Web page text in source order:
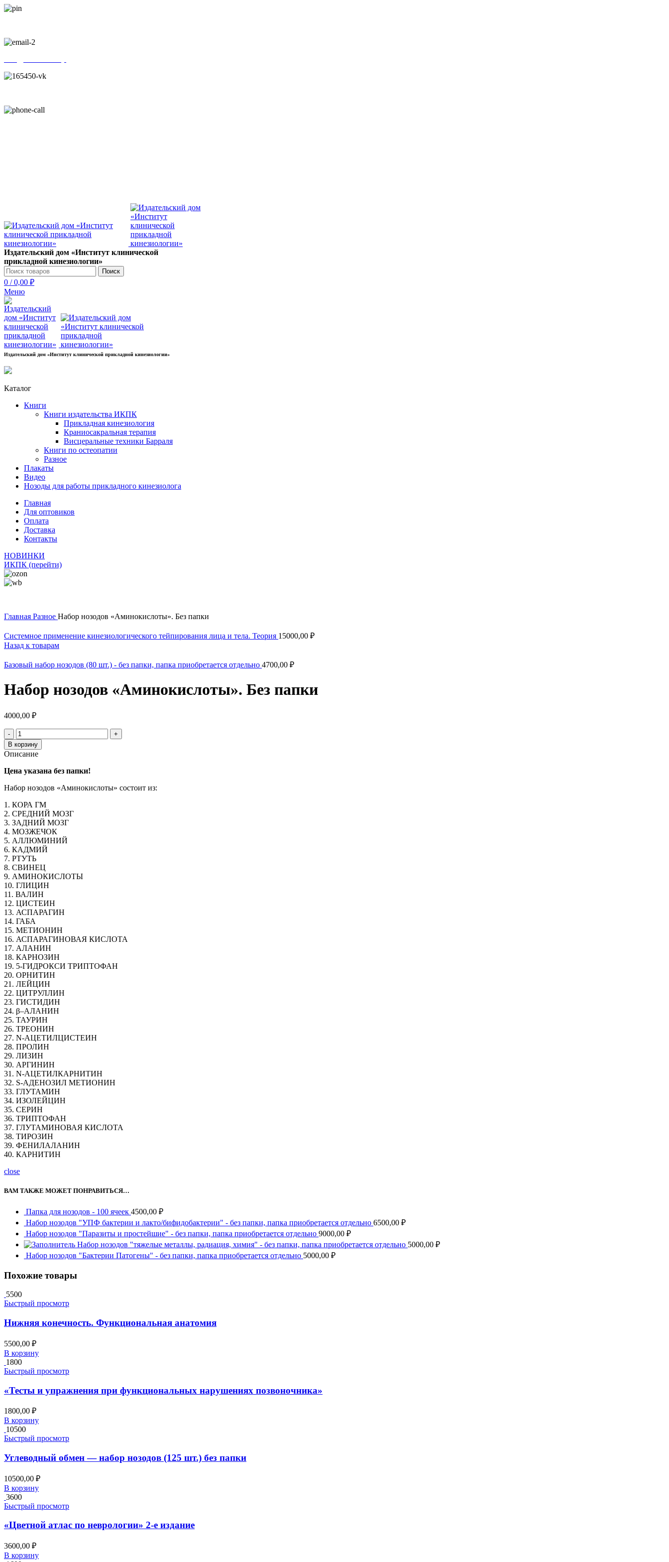
Издательский дом «Институт клинической
прикладной кинезиологии»
Поиск
0 / 0,00 ₽
Меню
Издательский дом «Институт клинической прикладной кинезиологии»
Каталог
Книги
Книги издательства ИКПК
Прикладная кинезиология
Краниосакральная терапия
Висцеральные техники Барраля
Книги по остеопатии
Разное
Плакаты
Видео
Нозоды для работы прикладного кинезиолога
Главная
Для оптовиков
Оплата
Доставка
Контакты
НОВИНКИ
ИКПК (перейти)
Главная Разное Набор нозодов «Аминокислоты». Без папки
Системное применение кинезиологического тейпирования лица и тела. Теория 15000,00 ₽
Назад к товарам
Базовый набор нозодов (80 шт.) - без папки, папка приобретается отдельно 4700,00 ₽
Набор нозодов «Аминокислоты». Без папки
4000,00 ₽
Количество
товара
Набор
нозодов
"Аминокислоты".
Без
папки
В корзину
Описание
Цена указана без папки!
Набор нозодов «Аминокислоты» состоит из:
1. КОРА ГМ
2. СРЕДНИЙ МОЗГ
3. ЗАДНИЙ МОЗГ
4. МОЗЖЕЧОК
5. АЛЛЮМИНИЙ
6. КАДМИЙ
7. РТУТЬ
8. СВИНЕЦ
9. АМИНОКИСЛОТЫ
10. ГЛИЦИН
11. ВАЛИН
12. ЦИСТЕИН
13. АСПАРАГИН
14. ГАБА
15. МЕТИОНИН
16. АСПАРАГИНОВАЯ КИСЛОТА
17. АЛАНИН
18. КАРНОЗИН
19. 5-ГИДРОКСИ ТРИПТОФАН
20. ОРНИТИН
21. ЛЕЙЦИН
22. ЦИТРУЛЛИН
23. ГИСТИДИН
24. β–АЛАНИН
25. ТАУРИН
26. ТРЕОНИН
27. N-АЦЕТИЛЦИСТЕИН
28. ПРОЛИН
29. ЛИЗИН
30. АРГИНИН
31. N-АЦЕТИЛКАРНИТИН
32. S-АДЕНОЗИЛ МЕТИОНИН
33. ГЛУТАМИН
34. ИЗОЛЕЙЦИН
35. СЕРИН
36. ТРИПТОФАН
37. ГЛУТАМИНОВАЯ КИСЛОТА
38. ТИРОЗИН
39. ФЕНИЛАЛАНИН
40. КАРНИТИН
close
ВАМ ТАКЖЕ МОЖЕТ ПОНРАВИТЬСЯ…
Папка для нозодов - 100 ячеек 4500,00 ₽
Набор нозодов "УПФ бактерии и лакто/бифидобактерии" - без папки, папка приобретается отдельно 6500,00 ₽
Набор нозодов "Паразиты и простейшие" - без папки, папка приобретается отдельно 9000,00 ₽
Набор нозодов "тяжелые металлы, радиация, химия" - без папки, папка приобретается отдельно 5000,00 ₽
Набор нозодов "Бактерии Патогены" - без папки, папка приобретается отдельно 5000,00 ₽
Похожие товары
5500
Быстрый просмотр
Нижняя конечность. Функциональная анатомия
5500,00 ₽
В корзину
1800
Быстрый просмотр
«Тесты и упражнения при функциональных нарушениях позвоночника»
1800,00 ₽
В корзину
10500
Быстрый просмотр
Углеводный обмен — набор нозодов (125 шт.) без папки
10500,00 ₽
В корзину
3600
Быстрый просмотр
«Цветной атлас по неврологии» 2-е издание
3600,00 ₽
В корзину